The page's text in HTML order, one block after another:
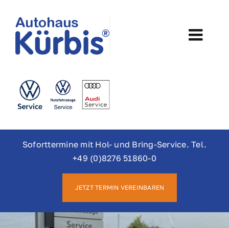
content
Werkstatt
Verkauf
Elektromobilität
Soforttermine mit Hol- und Bring-Service. Tel.
+49 (0)8276 51860-0
JETZT TERMIN VEREINBAREN